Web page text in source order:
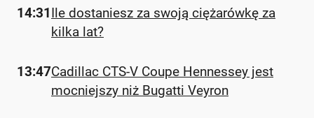
14:31Ile dostaniesz za swoją ciężarówkę za
kilka lat?
13:47Cadillac CTS-V Coupe Hennessey jest
mocniejszy niż Bugatti Veyron